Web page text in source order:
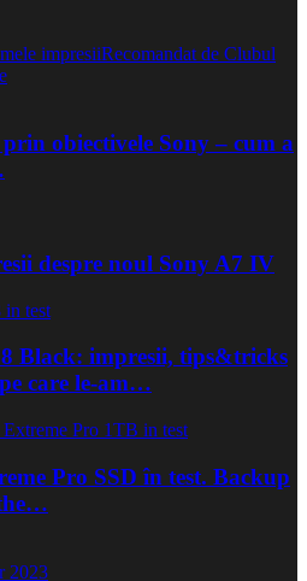
impresiiRecomandat de Clubul
obiectivele Sony – cum a
despre noul Sony A7 IV
Black: impresii, tips&tricks
care le-am…
Pro SSD în test. Backup